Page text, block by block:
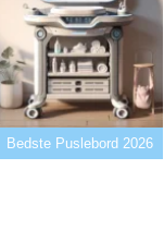
Bedste Suttesnore
2025